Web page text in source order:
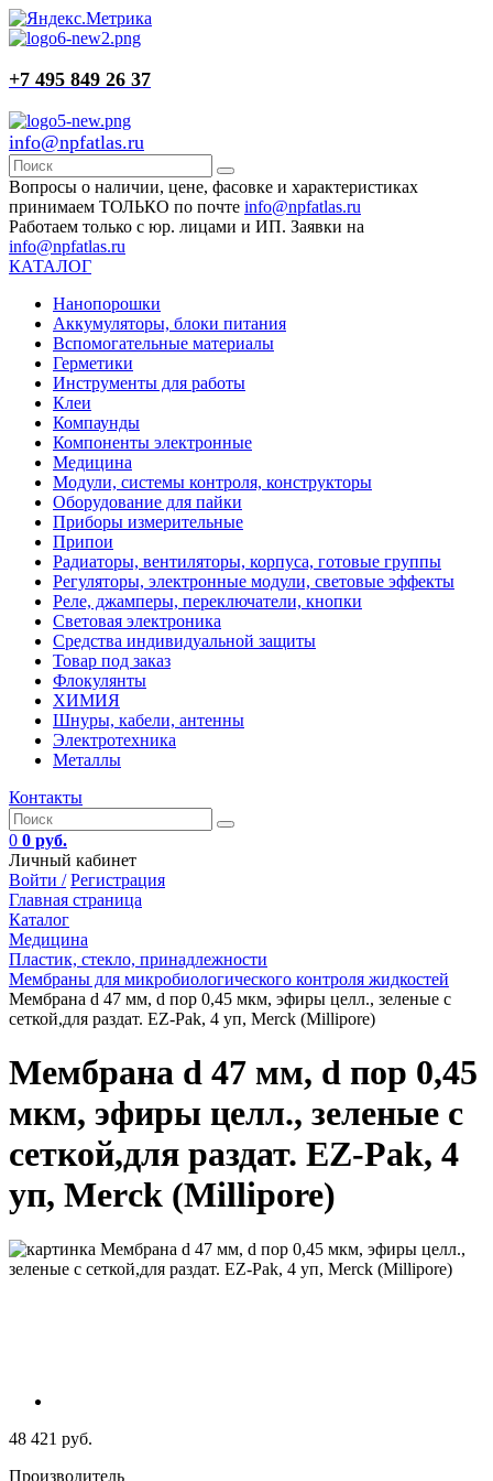
+7 495 849 26 37
info@npfatlas.ru
Вопросы о наличии, цене, фасовке и характеристиках
принимаем ТОЛЬКО по почте info@npfatlas.ru
Работаем только с юр. лицами и ИП. Заявки на
info@npfatlas.ru
КАТАЛОГ
Нанопорошки
Аккумуляторы, блоки питания
Вспомогательные материалы
Герметики
Инструменты для работы
Клеи
Компаунды
Компоненты электронные
Медицина
Модули, системы контроля, конструкторы
Оборудование для пайки
Приборы измерительные
Припои
Радиаторы, вентиляторы, корпуса, готовые группы
Регуляторы, электронные модули, световые эффекты
Реле, джамперы, переключатели, кнопки
Световая электроника
Средства индивидуальной защиты
Товар под заказ
Флокулянты
ХИМИЯ
Шнуры, кабели, антенны
Электротехника
Металлы
Контакты
0 0 руб.
Личный кабинет
Войти / Регистрация
Главная страница
Каталог
Медицина
Пластик, стекло, принадлежности
Мембраны для микробиологического контроля жидкостей
Мембрана d 47 мм, d пор 0,45 мкм, эфиры целл., зеленые с
сеткой,для раздат. EZ-Pak, 4 уп, Merсk (Millipore)
Мембрана d 47 мм, d пор 0,45
мкм, эфиры целл., зеленые с
сеткой,для раздат. EZ-Pak, 4
уп, Merсk (Millipore)
48 421 руб.
Производитель